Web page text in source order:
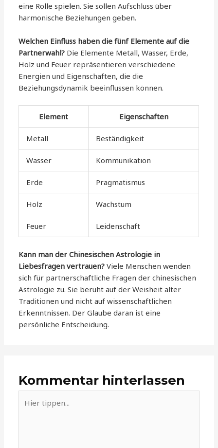
eine Rolle spielen. Sie sollen Aufschluss über
harmonische Beziehungen geben.
Welchen Einfluss haben die fünf Elemente auf die
Partnerwahl? Die Elemente Metall, Wasser, Erde,
Holz und Feuer repräsentieren verschiedene
Energien und Eigenschaften, die die
Beziehungsdynamik beeinflussen können.
Element Eigenschaften
Metall Beständigkeit
Wasser Kommunikation
Erde Pragmatismus
Holz Wachstum
Feuer Leidenschaft
Kann man der Chinesischen Astrologie in
Liebesfragen vertrauen? Viele Menschen wenden
sich für partnerschaftliche Fragen der chinesischen
Astrologie zu. Sie beruht auf der Weisheit alter
Traditionen und nicht auf wissenschaftlichen
Erkenntnissen. Der Glaube daran ist eine
persönliche Entscheidung.
Kommentar hinterlassen
tippen...